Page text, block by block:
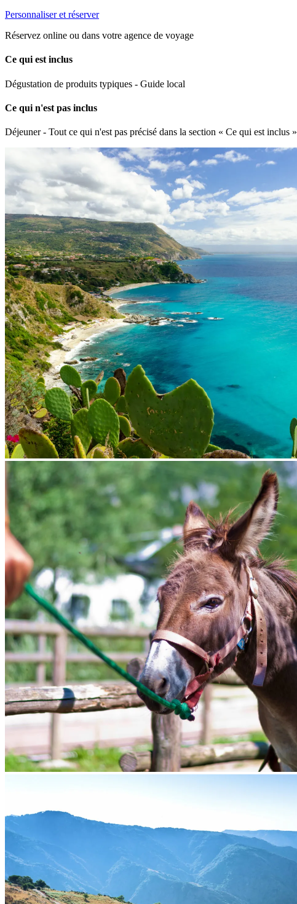
Personnaliser et réserver
Réservez online ou dans votre agence de voyage
Ce qui est inclus
Dégustation de produits typiques - Guide local
Ce qui n'est pas inclus
Déjeuner - Tout ce qui n'est pas précisé dans la section « Ce qui est inclus »